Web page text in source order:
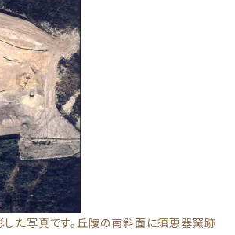
た写真です。丘陵の南斜面に須恵器窯跡